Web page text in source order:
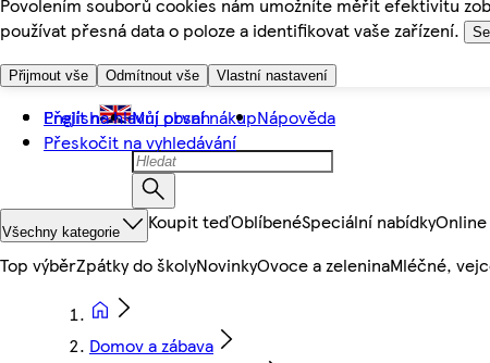
Povolením souborů cookies nám umožníte měřit efektivitu
používat přesná data o poloze a identifikovat vaše zařízení.
Přijmout vše Odmítnout vše Vlastní nastavení
Přejít na hlavní obsah
Přeskočit na vyhledávání
English Můj první nákupNápověda
Všechny kategorie Koupit teďOblíbenéSpeciální nabídky
Top výběrZpátky do školyNovinkyOvoce a zeleninaMléčné,
Domov a zábava